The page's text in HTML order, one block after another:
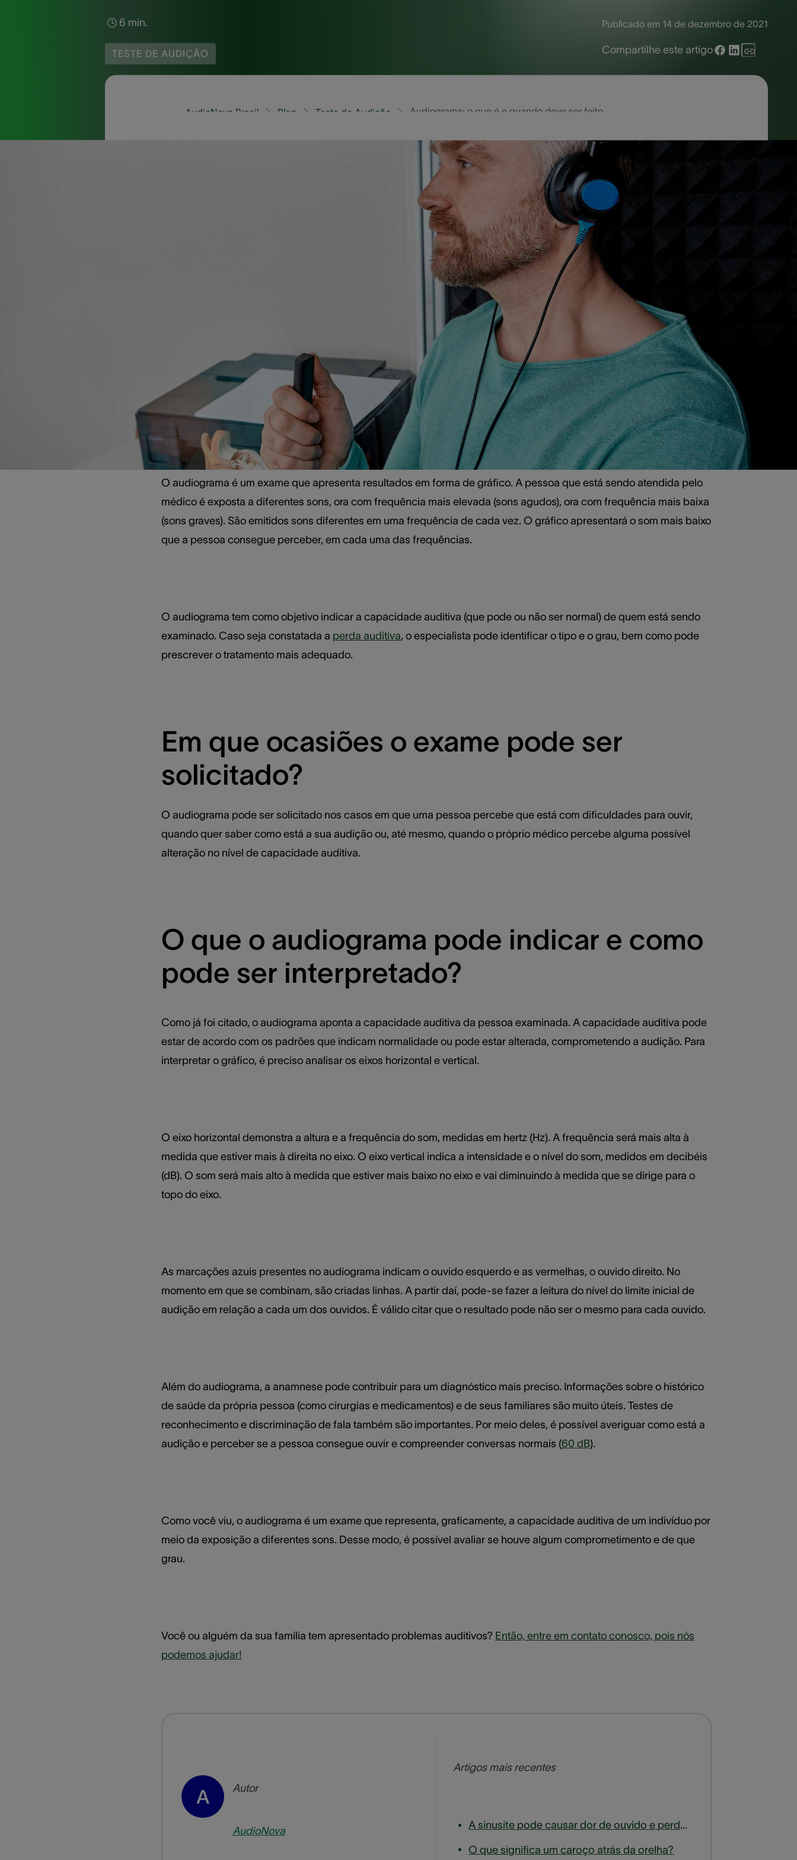
6 min.
TESTE DE AUDIÇÃO
Publicado em 14 de dezembro de 2021
Compartilhe este artigo
Audiograma: o que é e quando deve ser feito
Teste de Audição
Blog
AudioNova Brasil
Quando uma pessoa percebe que não está ouvindo muito bem e procura um especialista, diversos exames podem
ser solicitados pelo profissional e, dentre eles, está uma espécie de teste chamado de audiograma.
No entanto, o que é exatamente esse teste e em que situações deve ser feito? Neste post, nós vamos explicar o que
é, como funciona e para que serve o audiograma. Além disso, vamos apresentar as ocasiões em que ele é indicado,
o que pode demonstrar e como pode ser interpretado. Continue a leitura e saiba mais sobre o assunto.
O que é o audiograma, como funciona e
para que serve?
O audiograma é um exame que apresenta resultados em forma de gráfico. A pessoa que está sendo atendida pelo
médico é exposta a diferentes sons, ora com frequência mais elevada (sons agudos), ora com frequência mais baixa
(sons graves). São emitidos sons diferentes em uma frequência de cada vez. O gráfico apresentará o som mais baixo
que a pessoa consegue perceber, em cada uma das frequências.
O audiograma tem como objetivo indicar a capacidade auditiva (que pode ou não ser normal) de quem está sendo
examinado. Caso seja constatada a perda auditiva, o especialista pode identificar o tipo e o grau, bem como pode
prescrever o tratamento mais adequado.
Em que ocasiões o exame pode ser
solicitado?
O audiograma pode ser solicitado nos casos em que uma pessoa percebe que está com dificuldades para ouvir,
quando quer saber como está a sua audição ou, até mesmo, quando o próprio médico percebe alguma possível
alteração no nível de capacidade auditiva.
O que o audiograma pode indicar e como
pode ser interpretado?
Como já foi citado, o audiograma aponta a capacidade auditiva da pessoa examinada. A capacidade auditiva pode
estar de acordo com os padrões que indicam normalidade ou pode estar alterada, comprometendo a audição. Para
interpretar o gráfico, é preciso analisar os eixos horizontal e vertical.
O eixo horizontal demonstra a altura e a frequência do som, medidas em hertz (Hz). A frequência será mais alta à
medida que estiver mais à direita no eixo. O eixo vertical indica a intensidade e o nível do som, medidos em decibéis
(dB). O som será mais alto à medida que estiver mais baixo no eixo e vai diminuindo à medida que se dirige para o
topo do eixo.
As marcações azuis presentes no audiograma indicam o ouvido esquerdo e as vermelhas, o ouvido direito. No
momento em que se combinam, são criadas linhas. A partir daí, pode-se fazer a leitura do nível do limite inicial de
audição em relação a cada um dos ouvidos. É válido citar que o resultado pode não ser o mesmo para cada ouvido.
Além do audiograma, a anamnese pode contribuir para um diagnóstico mais preciso. Informações sobre o histórico
de saúde da própria pessoa (como cirurgias e medicamentos) e de seus familiares são muito úteis. Testes de
reconhecimento e discriminação de fala também são importantes. Por meio deles, é possível averiguar como está a
audição e perceber se a pessoa consegue ouvir e compreender conversas normais (60 dB).
Como você viu, o audiograma é um exame que representa, graficamente, a capacidade auditiva de um indivíduo por
meio da exposição a diferentes sons. Desse modo, é possível avaliar se houve algum comprometimento e de que
grau.
Você ou alguém da sua família tem apresentado problemas auditivos? Então, entre em contato conosco, pois nós
podemos ajudar!
A Autor
AudioNova
Artigos mais recentes
A sinusite pode causar dor de ouvido e perda de audição?
O que significa um caroço atrás da orelha?